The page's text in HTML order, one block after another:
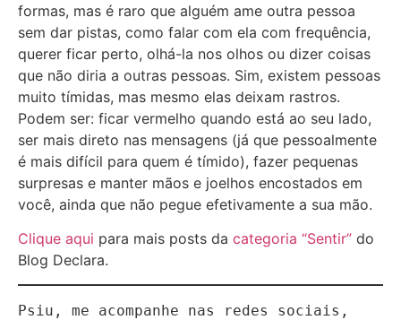
formas, mas é raro que alguém ame outra pessoa
sem dar pistas, como falar com ela com frequência,
querer ficar perto, olhá-la nos olhos ou dizer coisas
que não diria a outras pessoas. Sim, existem pessoas
muito tímidas, mas mesmo elas deixam rastros.
Podem ser: ficar vermelho quando está ao seu lado,
ser mais direto nas mensagens (já que pessoalmente
é mais difícil para quem é tímido), fazer pequenas
surpresas e manter mãos e joelhos encostados em
você, ainda que não pegue efetivamente a sua mão.
Clique aqui para mais posts da categoria “Sentir” do
Blog Declara.
Psiu, me acompanhe nas redes sociais,